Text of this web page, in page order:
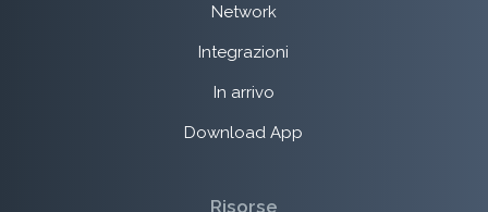
Network
Integrazioni
In arrivo
Download App
Risorse